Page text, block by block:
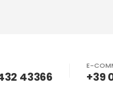
43366
E-
+39